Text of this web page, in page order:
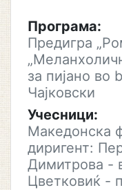
Програма:
Предигра
за пијано во
Чајковски
Учесници:
Македонска
диригент:
Димитрова -
Цветковиќ -